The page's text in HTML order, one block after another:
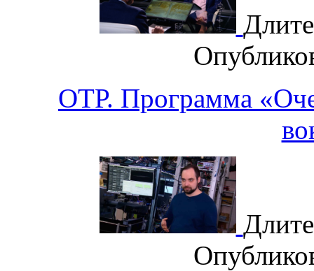
ОТР. Программа